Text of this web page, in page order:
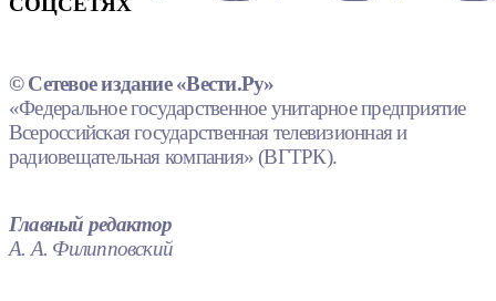
© Сетевое издание «Вести.Ру»
«Федеральное государственное унитарное предприятие
Всероссийская государственная телевизионная и
радиовещательная компания» (ВГТРК).
Главный редактор
А. А. Филипповский